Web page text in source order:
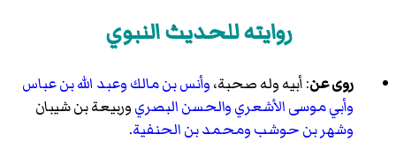
روايته للحديث النبوي
روى عن: أبيه وله صحبة،وأنس بن مالكوعبد الله بن عباس
وأبي موسى الأشعريوالحسن البصريوربيعة بن شيبان
وشهر بن حوشبومحمد بن الحنفية.